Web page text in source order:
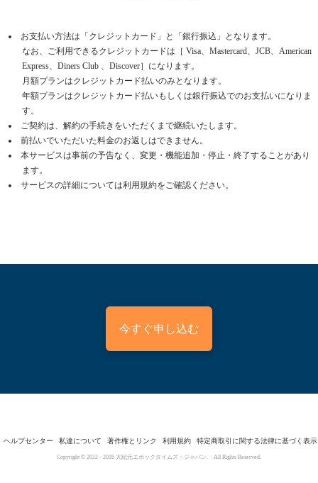
お支払い方法は「クレジットカード」と「銀行振込」となります。
なお、ご利用できるクレジットカードは［ Visa、Mastercard、JCB、American
Express、Diners Club 、Discover］になります。
月額プランはクレジットカード払いのみとなります。
年額プランはクレジットカード払いもしくは銀行振込でのお支払いになりま
す。
ご契約は、解約の手続きをいただくまで継続いたします。
前払いでいただいた料金のお返しはできません。
本サービスは事前の予告なく、変更・機能追加・停止・終了することがあり
ます。
サービスの詳細については利用規約をご確認ください。
今すぐ申し込む
ヘルプセンター 私達について 著作権とリンク 利用規約 特定商取引に関する法律に基づく表示
Copyright © 2022 - 2026 大紀元エポックタイムズ・ジャパン. All Rights Reserved.